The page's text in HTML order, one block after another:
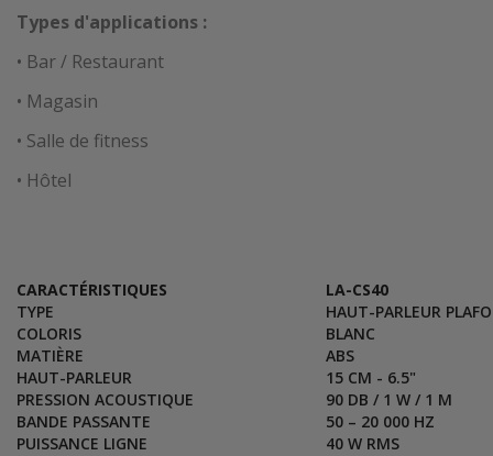
Types d'applications :
• Bar / Restaurant
• Magasin
• Salle de fitness
• Hôtel
CARACTÉRISTIQUES
LA-CS40
TYPE
HAUT-PARLEUR
COLORIS
BLANC
MATIÈRE
ABS
HAUT-PARLEUR
15 CM - 6.5"
PRESSION ACOUSTIQUE
90 DB / 1 W / 1 M
BANDE PASSANTE
50 – 20 000 HZ
PUISSANCE LIGNE
40 W RMS